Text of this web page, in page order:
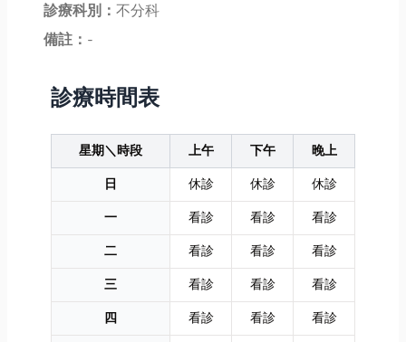
診療科別： 不分科
備註： -
診療時間表
星期＼時段 上午 下午
晚上
日
休診 休診
休診
一
看診 看診
看診
二
看診 看診
看診
三
看診 看診
看診
四
看診 看診
看診